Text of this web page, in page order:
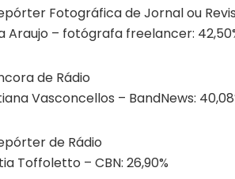
Fotográfica de Jornal ou
Araujo – fotógrafa freelancer:
de Rádio
Vasconcellos – BandNews:
de Rádio
Toffoletto – CBN: 26,90%